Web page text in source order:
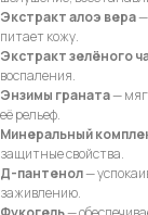
Экстракт алоэ вера
питает кожу.
Экстракт зелёного
воспаления.
Энзимы граната—
её рельеф.
Минеральный
защитные свойства.
Д-пантенол—
заживлению.